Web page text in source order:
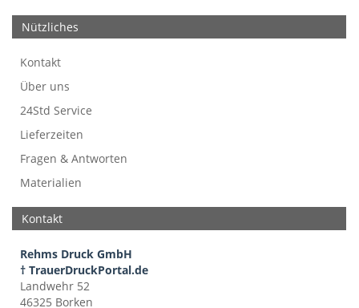
Nützliches
Kontakt
Über uns
24Std Service
Lieferzeiten
Fragen & Antworten
Materialien
Kontakt
Rehms Druck GmbH
† TrauerDruckPortal.de
Landwehr 52
46325 Borken